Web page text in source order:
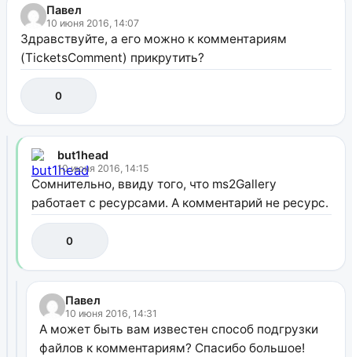
Павел
10 июня 2016, 14:07
Здравствуйте, а его можно к комментариям
(TicketsComment) прикрутить?
0
but1head
10 июня 2016, 14:15
Сомнительно, ввиду того, что ms2Gallery
работает с ресурсами. А комментарий не ресурс.
0
Павел
10 июня 2016, 14:31
А может быть вам известен способ подгрузки
файлов к комментариям? Спасибо большое!